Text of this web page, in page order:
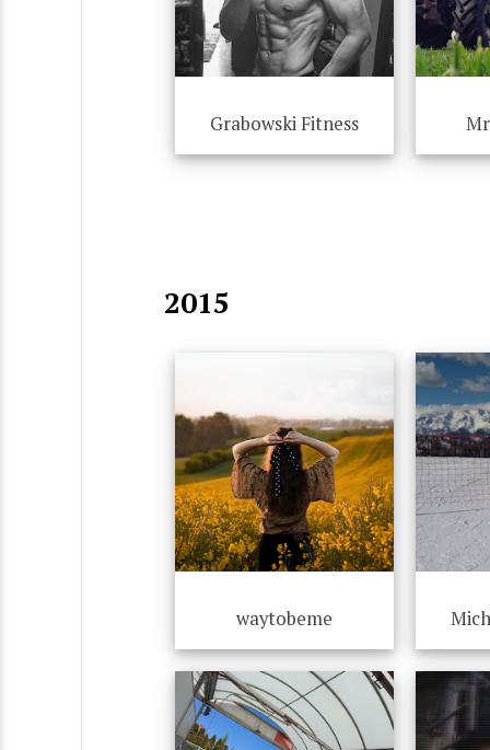
Grabowski Fitness
2015
waytobeme